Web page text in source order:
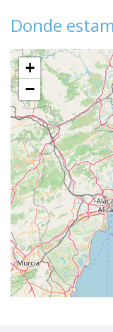
Donde
+
−